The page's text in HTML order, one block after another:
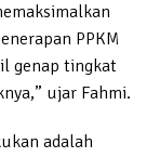
PPKM
genap tingkat
ujar Fahmi.
adalah